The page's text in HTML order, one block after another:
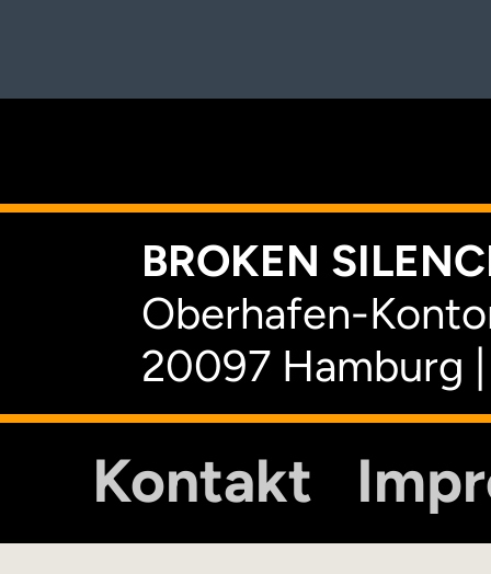
BROKEN
Oberhafen-
20097 Hamburg
Kontakt